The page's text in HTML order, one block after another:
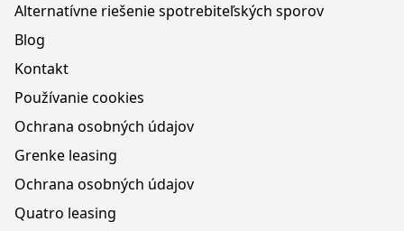
Alternatívne riešenie spotrebiteľských sporov
Blog
Kontakt
Používanie cookies
Ochrana osobných údajov
Grenke leasing
Ochrana osobných údajov
Quatro leasing